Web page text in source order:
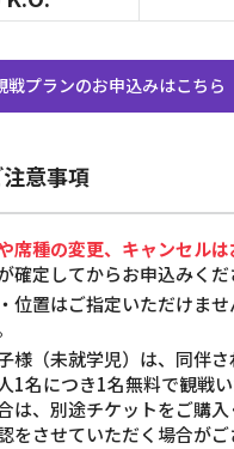
戦プランのお申込みはこちら
意事項
席種の変更、キャンセル
確定してからお申込みくだ
位置はご指定いただけま
様（未就学児）は、同伴
1名につき1名無料で観戦い
は、別途チケットをご購入
させていただく場合がご